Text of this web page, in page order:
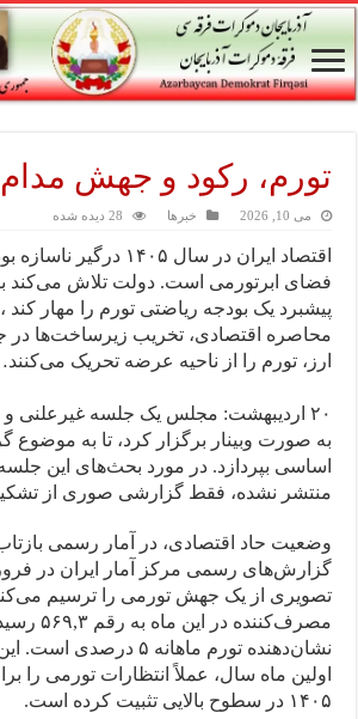
تورم، رکود و جهش
می 10, 2026 خبرها 28 دیده شده
اقتصاد ایران در سال ۱۴۰۵
فضای ابرتورمی است. دولت تلاش می‌کند
پیشبرد یک بودجه ریاضتی تورم را مهار کند
محاصره اقتصادی، تخریب زیرساخت‌ها در
ارز، تورم را از ناحیه عرضه تحریک
۲۰ اردیبهشت: مجلس یک جلسه غیرعلنی
به صورت وبینار برگزار کرد، تا به موضوع
اساسی بپردازد. در مورد بحث‌های این
منتشر نشده، فقط گزارشی صوری از تشکیل
وضعیت حاد اقتصادی، در آمار رسمی بازتاب
تصویری از یک جهش تورمی را ترسیم
مصرف‌کننده
نشان‌دهنده تورم ماهانه ۵
اولین ماه سال، عملاً انتظارات تورمی را
۱۴۰۵ در سطوح بالایی تثبیت کرده است.